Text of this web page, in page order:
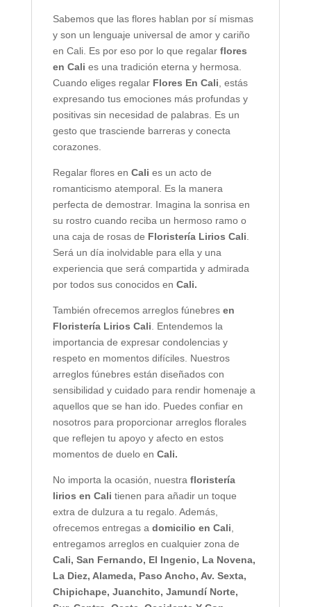
Sabemos que las flores hablan por sí mismas
y son un lenguaje universal de amor y cariño
en Cali. Es por eso por lo que regalar flores
en Cali es una tradición eterna y hermosa.
Cuando eliges regalar Flores En Cali, estás
expresando tus emociones más profundas y
positivas sin necesidad de palabras. Es un
gesto que trasciende barreras y conecta
corazones.
Regalar flores en Cali es un acto de
romanticismo atemporal. Es la manera
perfecta de demostrar. Imagina la sonrisa en
su rostro cuando reciba un hermoso ramo o
una caja de rosas de Floristería Lirios Cali.
Será un día inolvidable para ella y una
experiencia que será compartida y admirada
por todos sus conocidos en Cali.
También ofrecemos arreglos fúnebres en
Floristería Lirios Cali. Entendemos la
importancia de expresar condolencias y
respeto en momentos difíciles. Nuestros
arreglos fúnebres están diseñados con
sensibilidad y cuidado para rendir homenaje a
aquellos que se han ido. Puedes confiar en
nosotros para proporcionar arreglos florales
que reflejen tu apoyo y afecto en estos
momentos de duelo en Cali.
No importa la ocasión, nuestra floristería
lirios en Cali tienen para añadir un toque
extra de dulzura a tu regalo. Además,
ofrecemos entregas a domicilio en Cali,
entregamos arreglos en cualquier zona de
Cali, San Fernando, El Ingenio, La Novena,
La Diez, Alameda, Paso Ancho, Av. Sexta,
Chipichape, Juanchito, Jamundí Norte,